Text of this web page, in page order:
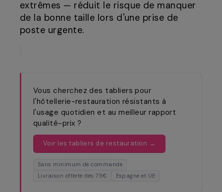
extrêmes — réduit le risque de manquer
de la bonne taille lors d'une prise de
poste urgente.
Vous cherchez des tabliers pour
l'hôtellerie-restauration résistants à
l'usage quotidien et au meilleur rapport
qualité-prix ?
Voir les tabliers de restauration →
Sans minimum de commande
Livraison offerte dès 75€
Espagne et UE